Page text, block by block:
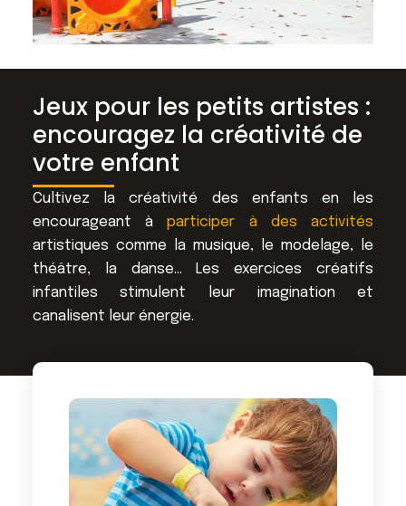
Jeux pour les petits artistes :
encouragez la créativité de
votre enfant
Cultivez la créativité des enfants en les
encourageant àparticiper à des activités
artistiques comme la musique, le modelage, le
théâtre, la danse… Les exercices créatifs
infantiles stimulent leur imagination et
canalisent leur énergie.